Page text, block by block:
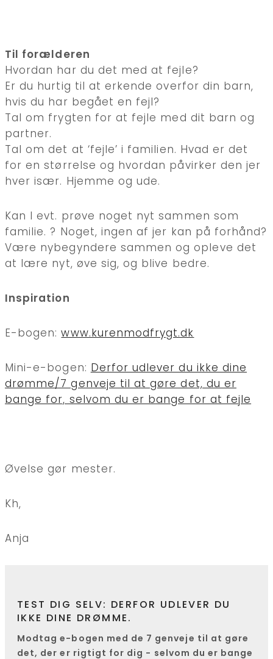
Til forælderen
Hvordan har du det med at fejle?
Er du hurtig til at erkende overfor din barn,
hvis du har begået en fejl?
Tal om frygten for at fejle med dit barn og
partner.
Tal om det at ‘fejle’ i familien. Hvad er det
for en størrelse og hvordan påvirker den jer
hver især. Hjemme og ude.
Kan I evt. prøve noget nyt sammen som
familie. ? Noget, ingen af jer kan på forhånd?
Være nybegyndere sammen og opleve det
at lære nyt, øve sig, og blive bedre.
Inspiration
E-bogen:www.kurenmodfrygt.dk
Mini-e-bogen: Derfor udlever du ikke dine
drømme/7 genveje til at gøre det, du er
bange for, selvom du er bange for at fejle
Øvelse gør mester.
Kh,
Anja
TEST DIG SELV: DERFOR UDLEVER DU
IKKE DINE DRØMME.
Modtag e-bogen med de 7 genveje til at gøre
det, der er rigtigt for dig - selvom du er bange